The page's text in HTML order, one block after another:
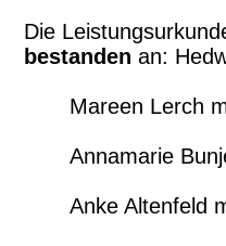
Die
bestandenan:
Mareen Lerch
Annamarie
Anke Altenfeld